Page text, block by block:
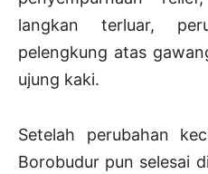
langkan terluar,
pelengkung atas
ujung kaki.
Setelah perubahan
Borobudur pun selesai